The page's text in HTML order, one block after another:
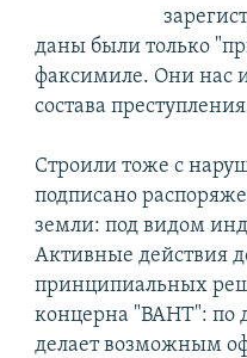
даны были только
факсимиле. Они нас
состава
Строили тоже с
подписано
земли: под видом
Активные действия
принципиальных
концерна "ВАНТ": по
делает возможным